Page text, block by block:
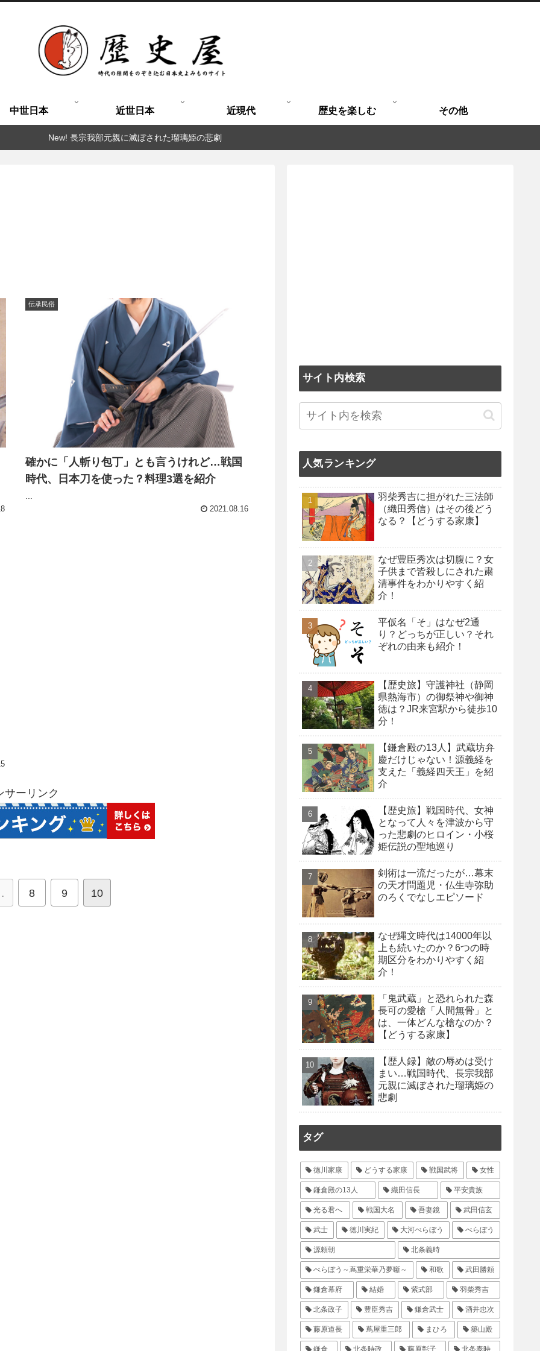
中世日本 近世日本 近現代 歴史を楽しむ その他
New! 長宗我部元親に滅ぼされた瑠璃姫の悲劇
伝承民俗
確かに「人斬り包丁」とも言うけれど…戦国
時代、日本刀を使った？料理3選を紹介
2021.08.16
サーリンク
8 9 10
サイト内検索
人気ランキング
羽柴秀吉に担がれた三法師
（織田秀信）はその後どう
なる？【どうする家康】
なぜ豊臣秀次は切腹に？女
子供まで皆殺しにされた粛
清事件をわかりやすく紹
介！
平仮名「そ」はなぜ2通
り？どっちが正しい？それ
ぞれの由来も紹介！
【歴史旅】守護神社（静岡
県熱海市）の御祭神や御神
徳は？JR来宮駅から徒歩10
分！
【鎌倉殿の13人】武蔵坊弁
慶だけじゃない！源義経を
支えた「義経四天王」を紹
介
【歴史旅】戦国時代、女神
となって人々を津波から守
った悲劇のヒロイン・小桜
姫伝説の聖地巡り
剣術は一流だったが…幕末
の天才問題児・仏生寺弥助
のろくでなしエピソード
なぜ縄文時代は14000年以
上も続いたのか？6つの時
期区分をわかりやすく紹
介！
「鬼武蔵」と恐れられた森
長可の愛槍「人間無骨」と
は、一体どんな槍なのか？
【どうする家康】
【歴人録】敵の辱めは受け
まい…戦国時代、長宗我部
元親に滅ぼされた瑠璃姫の
悲劇
タグ
徳川家康 どうする家康 戦国武将 女性
鎌倉殿の13人 織田信長 平安貴族
光る君へ 戦国大名 吾妻鏡 武田信玄
武士 徳川実紀 大河べらぼう べらぼう
源頼朝 北条義時
べらぼう～蔦重栄華乃夢噺～ 和歌 武田勝頼
鎌倉幕府 結婚 紫式部 羽柴秀吉
北条政子 豊臣秀吉 鎌倉武士 酒井忠次
藤原道長 蔦屋重三郎 まひろ 築山殿
鎌倉 北条時政 藤原彰子 北条泰時